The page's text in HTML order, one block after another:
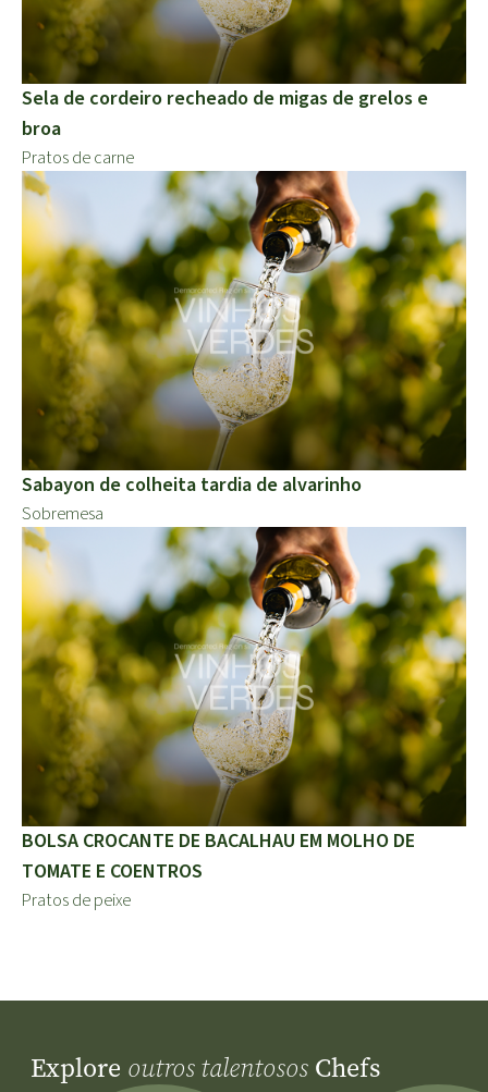
Sela de cordeiro recheado de migas de grelos e
broa
Pratos de carne
Sabayon de colheita tardia de alvarinho
Sobremesa
BOLSA CROCANTE DE BACALHAU EM MOLHO DE
TOMATE E COENTROS
Pratos de peixe
Explore outros talentosos Chefs